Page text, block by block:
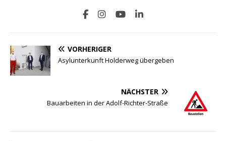
VORHERIGER
Asylunterkunft Holderweg übergeben
NÄCHSTER
Bauarbeiten in der Adolf-Richter-Straße